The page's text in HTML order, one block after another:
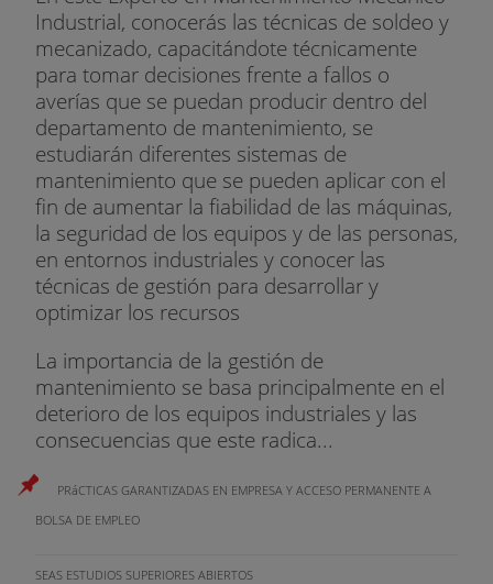
Industrial, conocerás las técnicas de soldeo y
mecanizado, capacitándote técnicamente
para tomar decisiones frente a fallos o
averías que se puedan producir dentro del
departamento de mantenimiento, se
estudiarán diferentes sistemas de
mantenimiento que se pueden aplicar con el
fin de aumentar la fiabilidad de las máquinas,
la seguridad de los equipos y de las personas,
en entornos industriales y conocer las
técnicas de gestión para desarrollar y
optimizar los recursos
La importancia de la gestión de
mantenimiento se basa principalmente en el
deterioro de los equipos industriales y las
consecuencias que este radica...
PRáCTICAS GARANTIZADAS EN EMPRESA Y ACCESO PERMANENTE A
BOLSA DE EMPLEO
SEAS ESTUDIOS SUPERIORES ABIERTOS